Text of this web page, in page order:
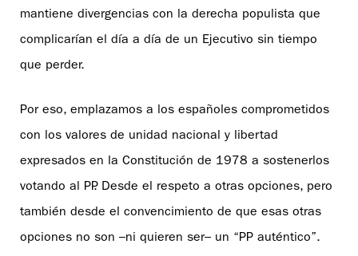
mantiene divergencias con la derecha populista que
complicarían el día a día de un Ejecutivo sin tiempo
que perder.
Por eso, emplazamos a los españoles comprometidos
con los valores de unidad nacional y libertad
expresados en la Constitución de 1978 a sostenerlos
votando al PP. Desde el respeto a otras opciones, pero
también desde el convencimiento de que esas otras
opciones no son –ni quieren ser– un “PP auténtico”.